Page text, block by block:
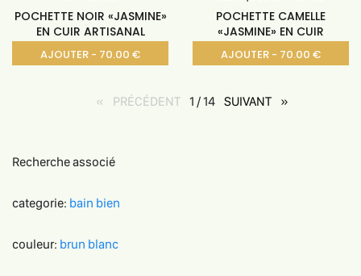
POCHETTE NOIR «JASMINE»
EN CUIR ARTISANAL
AJOUTER - 70.00 €
POCHETTE CAMELLE
«JASMINE» EN CUIR
AJOUTER - 70.00 €
PRÉCÉDENT page
1 / 14 SUIVANT page
Recherche associé
categorie: bain bien
couleur: brun blanc